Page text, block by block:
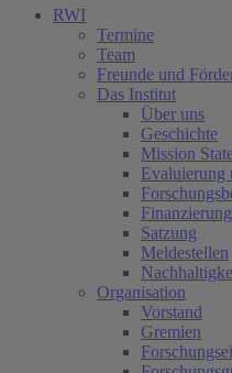
RWI
Termine
Team
Freunde und
Das Institut
Über uns
Geschichte
Mission
Evaluierung
Finanzierung
Satzung
Meldestellen
Organisation
Vorstand
Gremien